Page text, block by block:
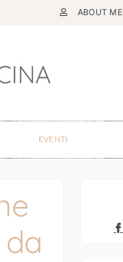
ABOUT ME
EVENTI